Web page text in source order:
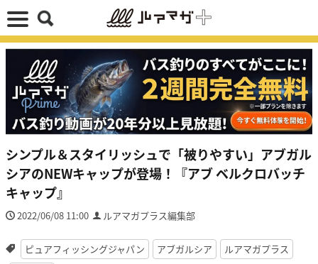
シンプル＆スタイリッシュで「被りやすい」アブガル
シアのNEWキャップが登場！『アブ ベルクロバッチ
キャップ』
2022/06/08 11:00 ルアマガプラス編集部
ピュアフィッシングジャパン アブガルシア
ルアマガプラス